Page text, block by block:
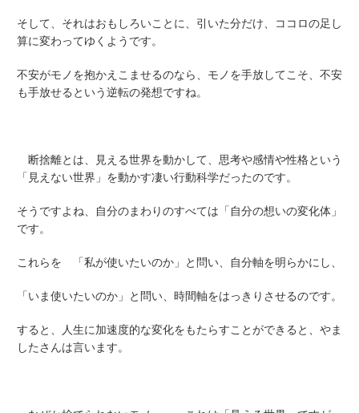
そして、それはおもしろいことに、引いた分だけ、ココロの足し
算に変わってゆくようです。
不安がモノを抱かえこませるのなら、モノを手放してこそ、不安
も手放せるという逆転の発想ですね。
断捨離とは、見える世界を動かして、思考や感情や性格という
「見えない世界」を動かす凄い行動科学だったのです。
そうですよね、自分のまわりのすべては「自分の想いの変化体」
です。
これらを 「私が使いたいのか」と問い、自分軸を明らかにし、
「いま使いたいのか」と問い、時間軸をはっきりさせるのです。
すると、人生に加速度的な変化をもたらすことができると、やま
したさんは言います。